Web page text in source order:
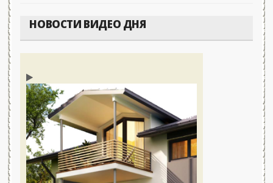
НОВОСТИ ВИДЕО ДНЯ